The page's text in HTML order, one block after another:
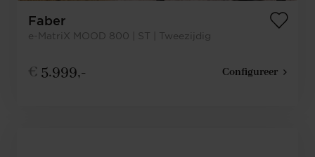
Faber
e-MatriX MOOD 800 | ST | Tweezijdig
€ 5.999,- Configureer